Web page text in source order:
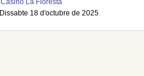
Casino La Floresta
Dissabte 18 d'octubre de 2025